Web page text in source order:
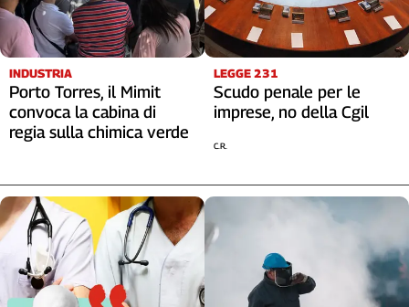
INDUSTRIA
Porto Torres, il Mimit
convoca la cabina di
regia sulla chimica verde
LEGGE 231
Scudo penale per le
imprese, no della Cgil
C.R.